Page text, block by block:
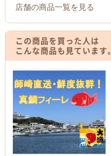
店舗の商品一覧を見る
この商品を買った人は
こんな商品も見ています。